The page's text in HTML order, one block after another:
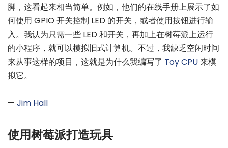
脚，这看起来相当简单。例如，他们的在线手册上展示了如
何使用 GPIO 开关控制 LED 的开关，或者使用按钮进行输
入。我认为只需一些 LED 和开关，再加上在树莓派上运行
的小程序，就可以模拟旧式计算机。不过，我缺乏空闲时间
来从事这样的项目，这就是为什么我编写了 Toy CPU来模
拟它。
— Jim Hall
使用树莓派打造玩具